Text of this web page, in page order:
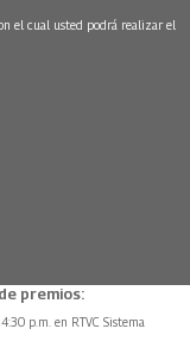
el cual usted podrá realizar el
premios:
p.m. en RTVC Sistema